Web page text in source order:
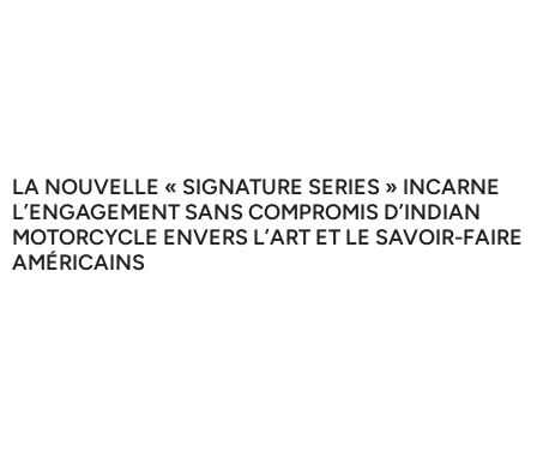
LA NOUVELLE « SIGNATURE SERIES » INCARNE
L’ENGAGEMENT SANS COMPROMIS D’INDIAN
MOTORCYCLE ENVERS L’ART ET LE SAVOIR-FAIRE
AMÉRICAINS